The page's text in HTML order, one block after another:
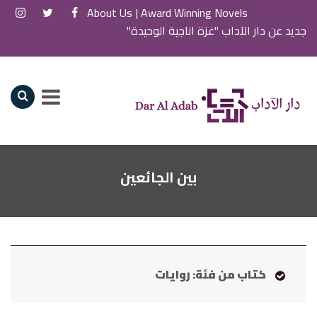
Award Winning Novels |
About Us
جديد عن دار الآداب "غزة اناجية الوحيدة"
بين الجائعين
كتاب من فئة: روايات